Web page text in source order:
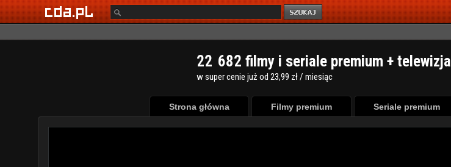
22 682 filmy i seriale premium + telewizja
w super cenie już od 23,99 zł / miesiąc
Strona główna Filmy premium Seriale premium